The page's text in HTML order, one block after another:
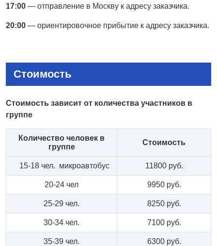
17:00 — отправление в Москву к адресу заказчика.
20:00 — ориентировочное прибытие к адресу заказчика.
Стоимость
Стоимость зависит от количества участников в
группе
Количество человек в
группе
Стоимость
15-18 чел. микроавтобус 11800 руб.
20-24 чел 9950 руб.
25-29 чел. 8250 руб.
30-34 чел. 7100 руб.
35-39 чел. 6300 руб.